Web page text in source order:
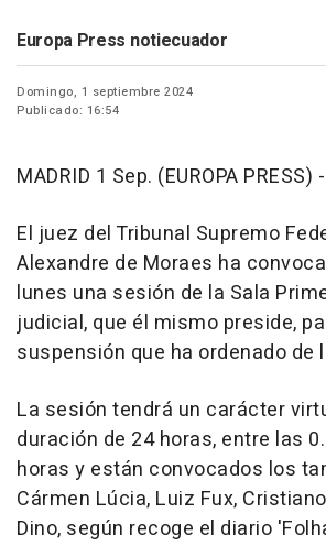
Europa Press notiecuador
Domingo, 1 septiembre 2024
Publicado: 16:54
MADRID 1 Sep. (EUROPA PRESS) -
El juez del Tribunal Supremo
Alexandre de Moraes ha
lunes una sesión de la Sala
judicial, que él mismo preside,
suspensión que ha ordenado de
La sesión tendrá un carácter
duración de 24 horas, entre las
horas y están convocados los
Cármen Lúcia, Luiz Fux,
Dino, según recoge el diario